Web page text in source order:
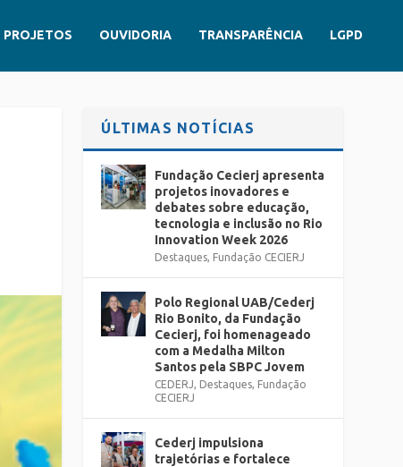
PROJETOS OUVIDORIA TRANSPARÊNCIA LGPD
ÚLTIMAS NOTÍCIAS
Fundação Cecierj apresenta
projetos inovadores e
debates sobre educação,
tecnologia e inclusão no Rio
Innovation Week 2026
Destaques, Fundação CECIERJ
Polo Regional UAB/Cederj
Rio Bonito, da Fundação
Cecierj, foi homenageado
com a Medalha Milton
Santos pela SBPC Jovem
CEDERJ, Destaques, Fundação
CECIERJ
Cederj impulsiona
trajetórias e fortalece